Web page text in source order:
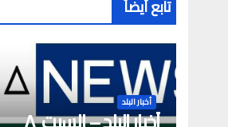
تابع أيضاً
أخبار البلد